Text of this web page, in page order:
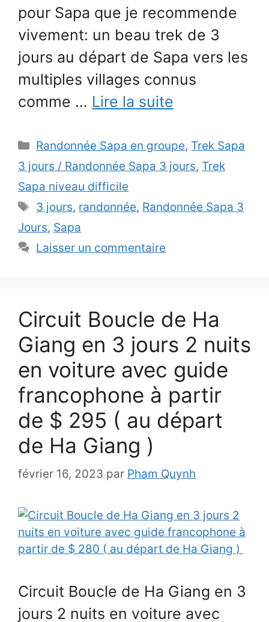
pour Sapa que je recommende
vivement: un beau trek de 3
jours au départ de Sapa vers les
multiples villages connus
comme … Lire la suite
Catégories
Randonnée Sapa en groupe, Trek Sapa
3 jours / Randonnée Sapa 3 jours, Trek
Sapa niveau difficile
Étiquettes
3 jours, randonnée, Randonnée Sapa 3
Jours, Sapa
Laisser un commentaire
Circuit Boucle de Ha
Giang en 3 jours 2 nuits
en voiture avec guide
francophone à partir
de $ 295 ( au départ
de Ha Giang )
février 16, 2023 par Pham Quynh
Circuit Boucle de Ha Giang en 3
jours 2 nuits en voiture avec